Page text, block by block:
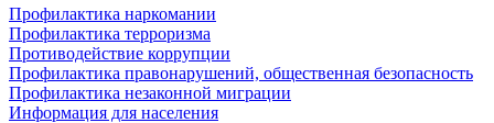
Профилактика наркомании
Профилактика терроризма
Противодействие коррупции
Профилактика правонарушений, общественная безопасность
Профилактика незаконной миграции
Информация для населения